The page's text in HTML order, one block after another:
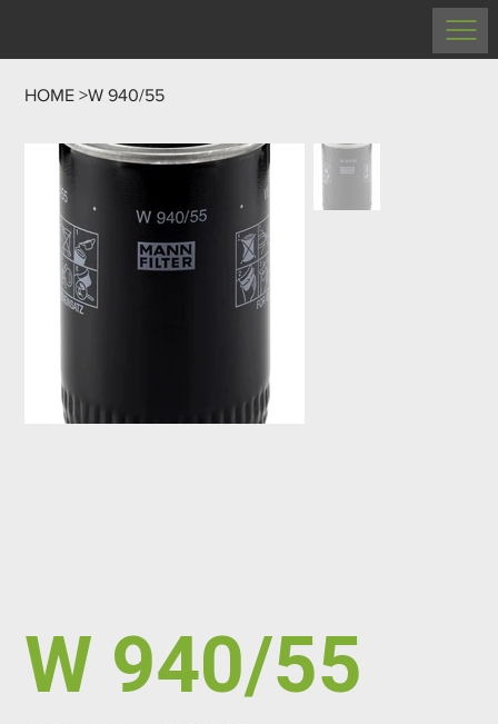
HOME >W 940/55
W 940/55